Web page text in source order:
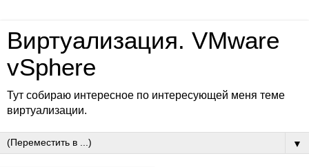
Виртуализация. VMware
vSphere
Тут собираю интересное по интересующей меня теме
виртуализации.
▼